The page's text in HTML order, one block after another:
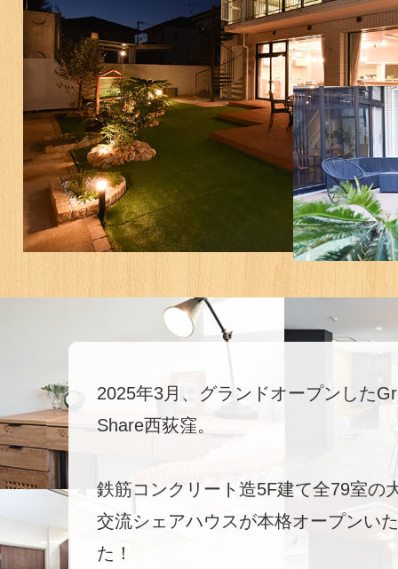
2025年3月、グランドオープンした
Share西荻窪。
鉄筋コンクリート造5F建て全79室の
交流シェアハウスが本格オープンい
た！